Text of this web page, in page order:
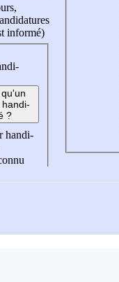
informé)
?
handi-